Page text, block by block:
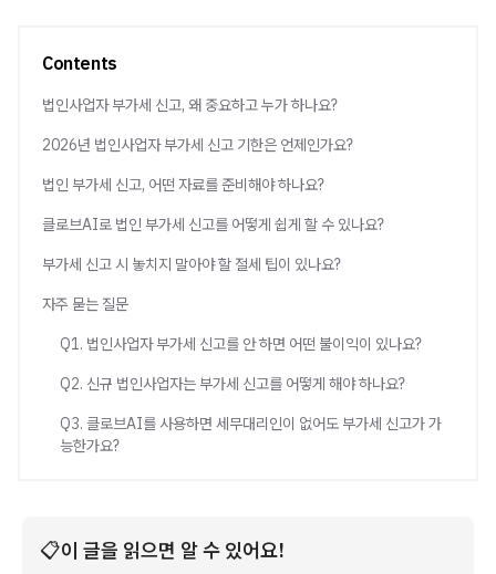
Contents
법인사업자 부가세 신고, 왜 중요하고 누가 하나요?
2026년 법인사업자 부가세 신고 기한은 언제인가요?
법인 부가세 신고, 어떤 자료를 준비해야 하나요?
클로브AI로 법인 부가세 신고를 어떻게 쉽게 할 수 있나요?
부가세 신고 시 놓치지 말아야 할 절세 팁이 있나요?
자주 묻는 질문
Q1. 법인사업자 부가세 신고를 안 하면 어떤 불이익이 있나요?
Q2. 신규 법인사업자는 부가세 신고를 어떻게 해야 하나요?
Q3. 클로브AI를 사용하면 세무대리인이 없어도 부가세 신고가 가
능한가요?
📋이 글을 읽으면 알 수 있어요!